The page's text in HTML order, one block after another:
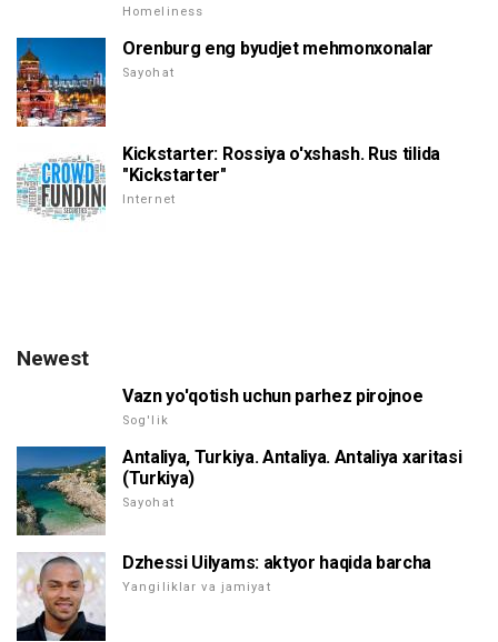
Homeliness
Orenburg eng byudjet mehmonxonalar
Sayohat
Kickstarter: Rossiya o'xshash. Rus tilida
"Kickstarter"
Internet
Newest
Vazn yo'qotish uchun parhez pirojnoe
Sog'lik
Antaliya, Turkiya. Antaliya. Antaliya xaritasi
(Turkiya)
Sayohat
Dzhessi Uilyams: aktyor haqida barcha
Yangiliklar va jamiyat